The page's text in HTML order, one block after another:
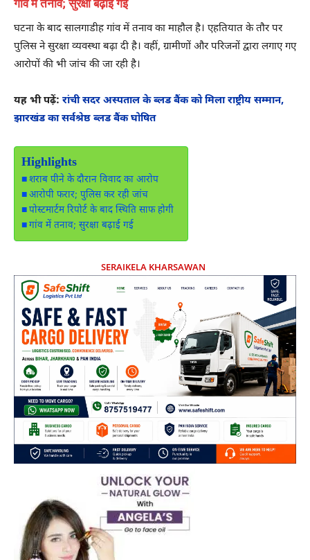
गांव में तनाव; सुरक्षा बढ़ाई गई
घटना के बाद सालगाडीह गांव में तनाव का माहौल है। एहतियात के तौर पर
पुलिस ने सुरक्षा व्यवस्था बढ़ा दी है। वहीं, ग्रामीणों और परिजनों द्वारा लगाए गए
आरोपों की भी जांच की जा रही है।
यह भी पढ़ें: रांची सदर अस्पताल के ब्लड बैंक को मिला राष्ट्रीय सम्मान,
झारखंड का सर्वश्रेष्ठ ब्लड बैंक घोषित
Highlights
शराब पीने के दौरान विवाद का आरोप
आरोपी फरार; पुलिस कर रही जांच
पोस्टमार्टम रिपोर्ट के बाद स्थिति साफ होगी
गांव में तनाव; सुरक्षा बढ़ाई गई
SERAIKELA KHARSAWAN